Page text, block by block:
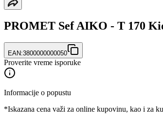
PROMET Sef AIKO - T 170
EAN:3800000000050
Proverite vreme isporuke
Informacije o popustu
*Iskazana cena važi za online kupovinu, kao i za